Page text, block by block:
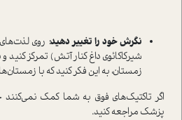
نگرش خود را تغییر دهید:روی
شیرکاکائوی داغ کنار آتش) تمرکز
زمستان، به این فکر کنید که با
اگر تاکتیک‌های فوق به شما کمک نمی‌کنند
پزشک مراجعه کنید.